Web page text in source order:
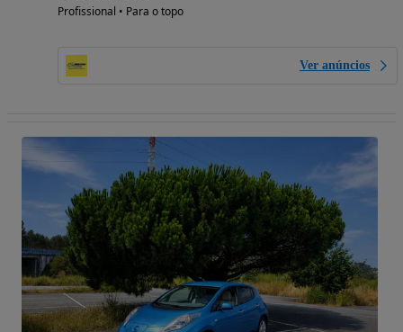
Profissional • Para o topo
Ver anúncios